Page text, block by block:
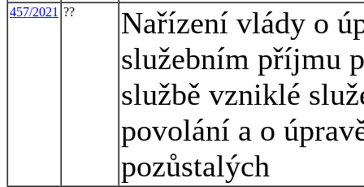
457/2021 ??
Nařízení vlády o
služebním příjmu
službě vzniklé
povolání a o
pozůstalých